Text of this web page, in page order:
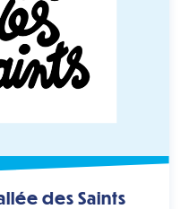
des Saints